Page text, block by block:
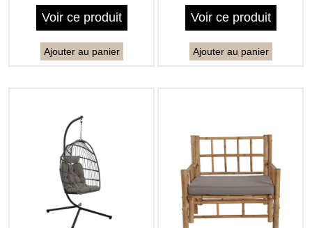
Voir ce produit
Ajouter au panier
Voir ce produit
Ajouter au panier